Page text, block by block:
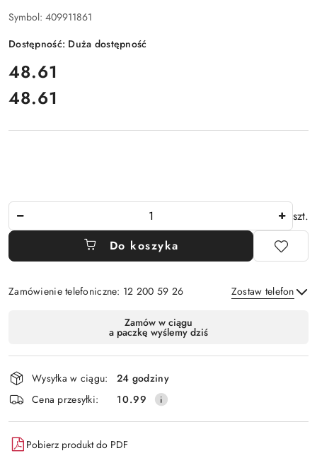
Symbol: 409911861
Dostępność: Duża dostępność
cena:
48.61
Cena:
48.61
szt.
Do koszyka
Zamówienie telefoniczne: 12 200 59 26 Zostaw telefon
Wyślij
dostawa
Zamów w ciągu
a paczkę wyślemy dziś
Wysyłka w ciągu:
24 godziny
Cena przesyłki:
10.99
Pobierz produkt do PDF